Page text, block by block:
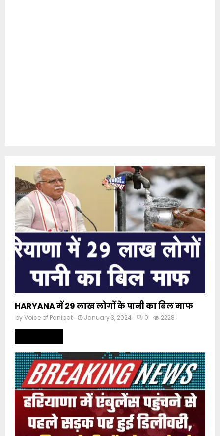
HARYANA में 29 लाख लोगों के पानी का बिल माफ
byVoice of Panipat January 3, 2024 0 2228